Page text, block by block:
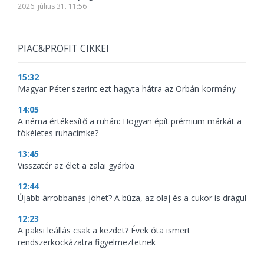
2026. július 31. 11:56
PIAC&PROFIT CIKKEI
15:32
Magyar Péter szerint ezt hagyta hátra az Orbán-kormány
14:05
A néma értékesítő a ruhán: Hogyan épít prémium márkát a
tökéletes ruhacímke?
13:45
Visszatér az élet a zalai gyárba
12:44
Újabb árrobbanás jöhet? A búza, az olaj és a cukor is drágul
12:23
A paksi leállás csak a kezdet? Évek óta ismert
rendszerkockázatra figyelmeztetnek